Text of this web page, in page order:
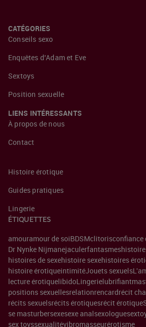
CATÉGORIES
Conseils sexo
Enquêtes d’Adam et Eve
Sextoys
Position sexuelle
LIENS INTÉRESSANTS
À propos de nous
Contact
Histoire érotique
Guides pratiques
Lingerie
ÉTIQUETTES
amouramour de soiBDSMclitorisconfiance
Dr Nynke Nijmanejaculerfantasmes
histoires de sexehistoire sexehistoires
histoire érotiqueintimitéJouets sexuels
lecture érotiquelibidoLingerielubrifiant
positions sexuellesrelationrencardrécit
récits sexuelsrécits érotiquesrécit érotique
se masturbersexesexe analsexologue
sex toyssexualitévibromasseurérotisme